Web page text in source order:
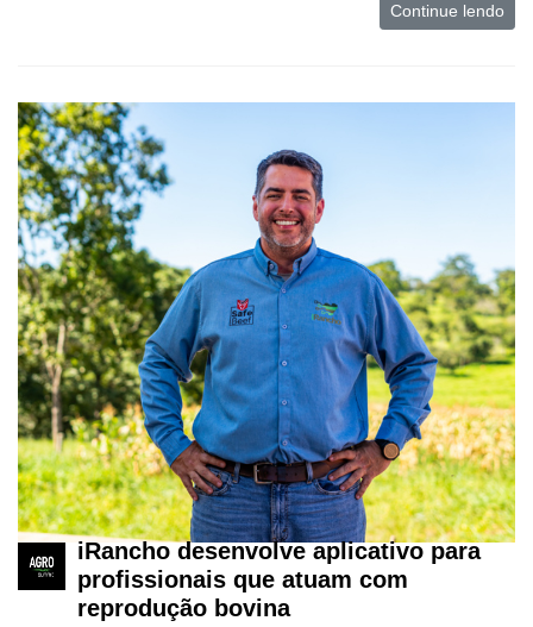
Continue lendo
iRancho desenvolve aplicativo para
profissionais que atuam com
reprodução bovina